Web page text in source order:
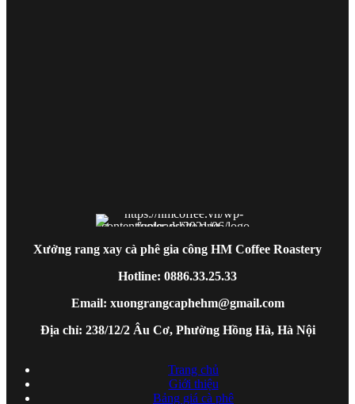
Xưởng rang xay cà phê gia công HM Coffee Roastery
Hotline: 0886.33.25.33
Email: xuongrangcaphehm@gmail.com
Địa chỉ: 238/12/2 Âu Cơ, Phường Hồng Hà, Hà Nội
Trang chủ
Giới thiệu
Bảng giá cà phê